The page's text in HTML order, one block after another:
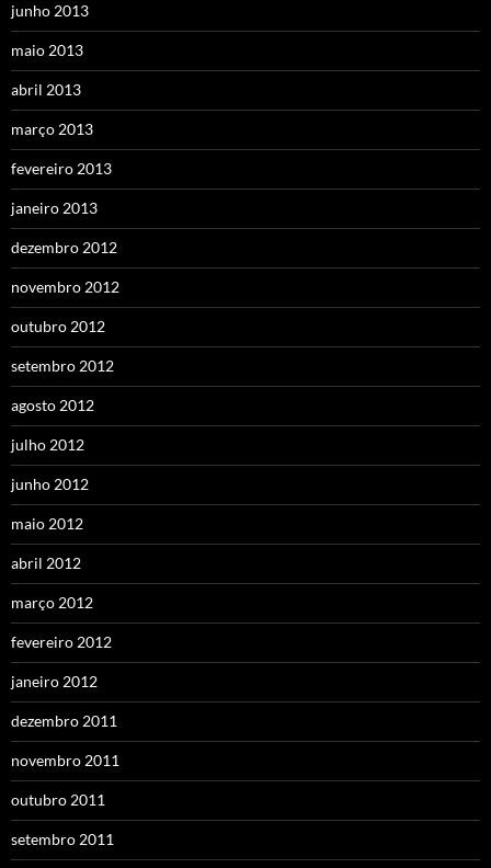
junho 2013
maio 2013
abril 2013
março 2013
fevereiro 2013
janeiro 2013
dezembro 2012
novembro 2012
outubro 2012
setembro 2012
agosto 2012
julho 2012
junho 2012
maio 2012
abril 2012
março 2012
fevereiro 2012
janeiro 2012
dezembro 2011
novembro 2011
outubro 2011
setembro 2011